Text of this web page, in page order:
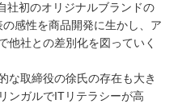
社初のオリジナルブランドの
感性を商品開発に生かし、ア
他社との差別化を図っていく
な取締役の徐氏の存在も大き
ンガルでITリテラシーが高